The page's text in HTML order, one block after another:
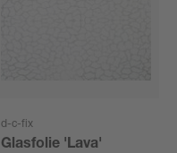
d-c-fix
Glasfolie 'Lava'